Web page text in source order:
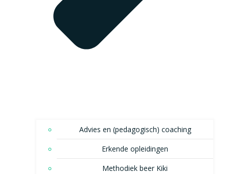
Advies en (pedagogisch) coaching
Erkende opleidingen
Methodiek beer Kiki